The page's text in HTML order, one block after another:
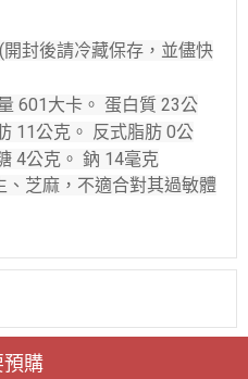
封後請冷藏保存，並儘快
601大卡。 蛋白質 23公
11公克。 反式脂肪 0公
4公克。 鈉 14毫克
、芝麻，不適合對其過敏體
預購